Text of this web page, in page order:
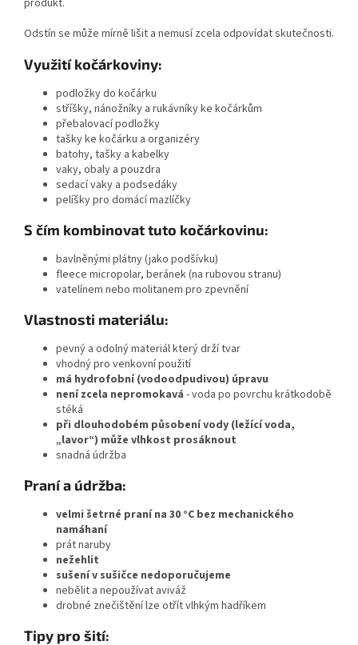
Odstín se může mírně lišit a nemusí zcela odpovídat skutečnosti.
Využití kočárkoviny:
podložky do kočárku
stříšky, nánožníky a rukávníky ke kočárkům
přebalovací podložky
tašky ke kočárku a organizéry
batohy, tašky a kabelky
vaky, obaly a pouzdra
sedací vaky a podsedáky
pelíšky pro domácí mazlíčky
S čím kombinovat tuto kočárkovinu:
bavlněnými plátny (jako podšívku)
fleece micropolar, beránek (na rubovou stranu)
vatelínem nebo molitanem pro zpevnění
Vlastnosti materiálu:
pevný a odolný materiál který drží tvar
vhodný pro venkovní použití
má hydrofobní (vodoodpudivou) úpravu
není zcela nepromokavá - voda po povrchu krátkodobě
stéká
při dlouhodobém působení vody (ležící voda,
„lavor“) může vlhkost prosáknout
snadná údržba
Praní a údržba:
velmi šetrné praní na 30 °C bez mechanického
namáhaní
prát naruby
nežehlit
sušení v sušičce nedoporučujeme
nebělit a nepoužívat aviváž
drobné znečištění lze otřít vlhkým hadříkem
Tipy pro šití: